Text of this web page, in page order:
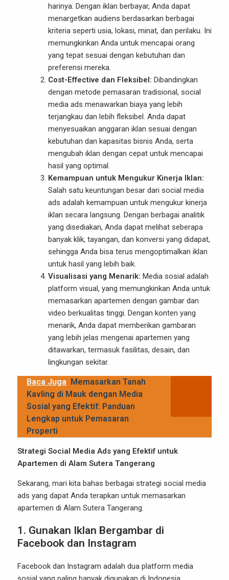
harinya. Dengan iklan berbayar, Anda dapat
menargetkan audiens berdasarkan berbagai
kriteria seperti usia, lokasi, minat, dan perilaku. Ini
memungkinkan Anda untuk mencapai orang
yang tepat sesuai dengan kebutuhan dan
preferensi mereka.
Cost-Effective dan Fleksibel: Dibandingkan
dengan metode pemasaran tradisional, social
media ads menawarkan biaya yang lebih
terjangkau dan lebih fleksibel. Anda dapat
menyesuaikan anggaran iklan sesuai dengan
kebutuhan dan kapasitas bisnis Anda, serta
mengubah iklan dengan cepat untuk mencapai
hasil yang optimal.
Kemampuan untuk Mengukur Kinerja Iklan:
Salah satu keuntungan besar dari social media
ads adalah kemampuan untuk mengukur kinerja
iklan secara langsung. Dengan berbagai analitik
yang disediakan, Anda dapat melihat seberapa
banyak klik, tayangan, dan konversi yang didapat,
sehingga Anda bisa terus mengoptimalkan iklan
untuk hasil yang lebih baik.
Visualisasi yang Menarik: Media sosial adalah
platform visual, yang memungkinkan Anda untuk
memasarkan apartemen dengan gambar dan
video berkualitas tinggi. Dengan konten yang
menarik, Anda dapat memberikan gambaran
yang lebih jelas mengenai apartemen yang
ditawarkan, termasuk fasilitas, desain, dan
lingkungan sekitar.
Baca Juga Memasarkan Tanah
Kavling di Mauk dengan Media
Sosial yang Efektif: Panduan
Lengkap untuk Pemasaran
Properti
Strategi Social Media Ads yang Efektif untuk
Apartemen di Alam Sutera Tangerang
Sekarang, mari kita bahas berbagai strategi social media
ads yang dapat Anda terapkan untuk memasarkan
apartemen di Alam Sutera Tangerang.
1. Gunakan Iklan Bergambar di
Facebook dan Instagram
Facebook dan Instagram adalah dua platform media